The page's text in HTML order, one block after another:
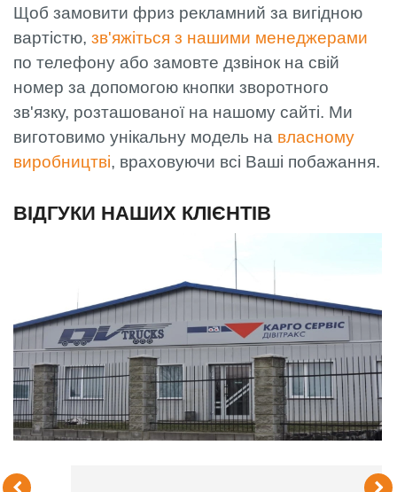
Щоб замовити фриз рекламний за вигідною
вартістю, зв'яжіться з нашими менеджерами
по телефону або замовте дзвінок на свій
номер за допомогою кнопки зворотного
зв'язку, розташованої на нашому сайті. Ми
виготовимо унікальну модель на власному
виробництві, враховуючи всі Ваші побажання.
ВІДГУКИ НАШИХ КЛІЄНТІВ